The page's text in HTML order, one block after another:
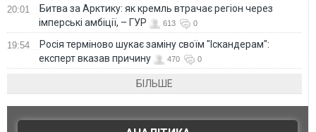
20:01
Битва за Арктику: як кремль втрачає регіон через
імперські амбіції, – ГУР
613 0
19:54
Росія терміново шукає заміну своїм "Іскандерам":
експерт вказав причину
470 0
БІЛЬШЕ